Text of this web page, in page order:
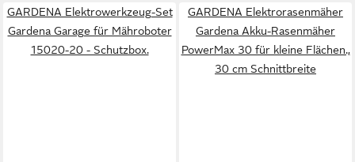
GARDENA Elektrowerkzeug-Set
Gardena Garage für Mähroboter
15020-20 - Schutzbox.
GARDENA Elektrorasenmäher
Gardena Akku-Rasenmäher
PowerMax 30 für kleine Flächen.,
30 cm Schnittbreite